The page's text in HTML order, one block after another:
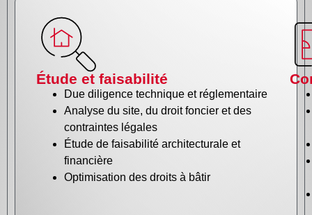
Étude et faisabilité
Due diligence technique et réglementaire
Analyse du site, du droit foncier et des
contraintes légales
Étude de faisabilité architecturale et
financière
Optimisation des droits à bâtir